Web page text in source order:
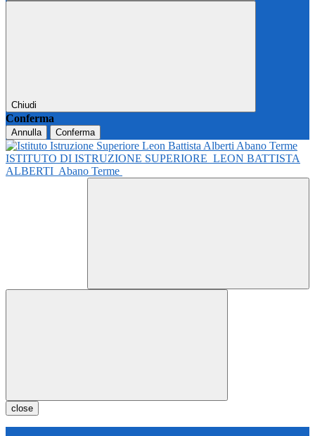
Chiudi
Conferma
Annulla Conferma
ISTITUTO DI ISTRUZIONE SUPERIORE LEON BATTISTA
ALBERTI Abano Terme
close